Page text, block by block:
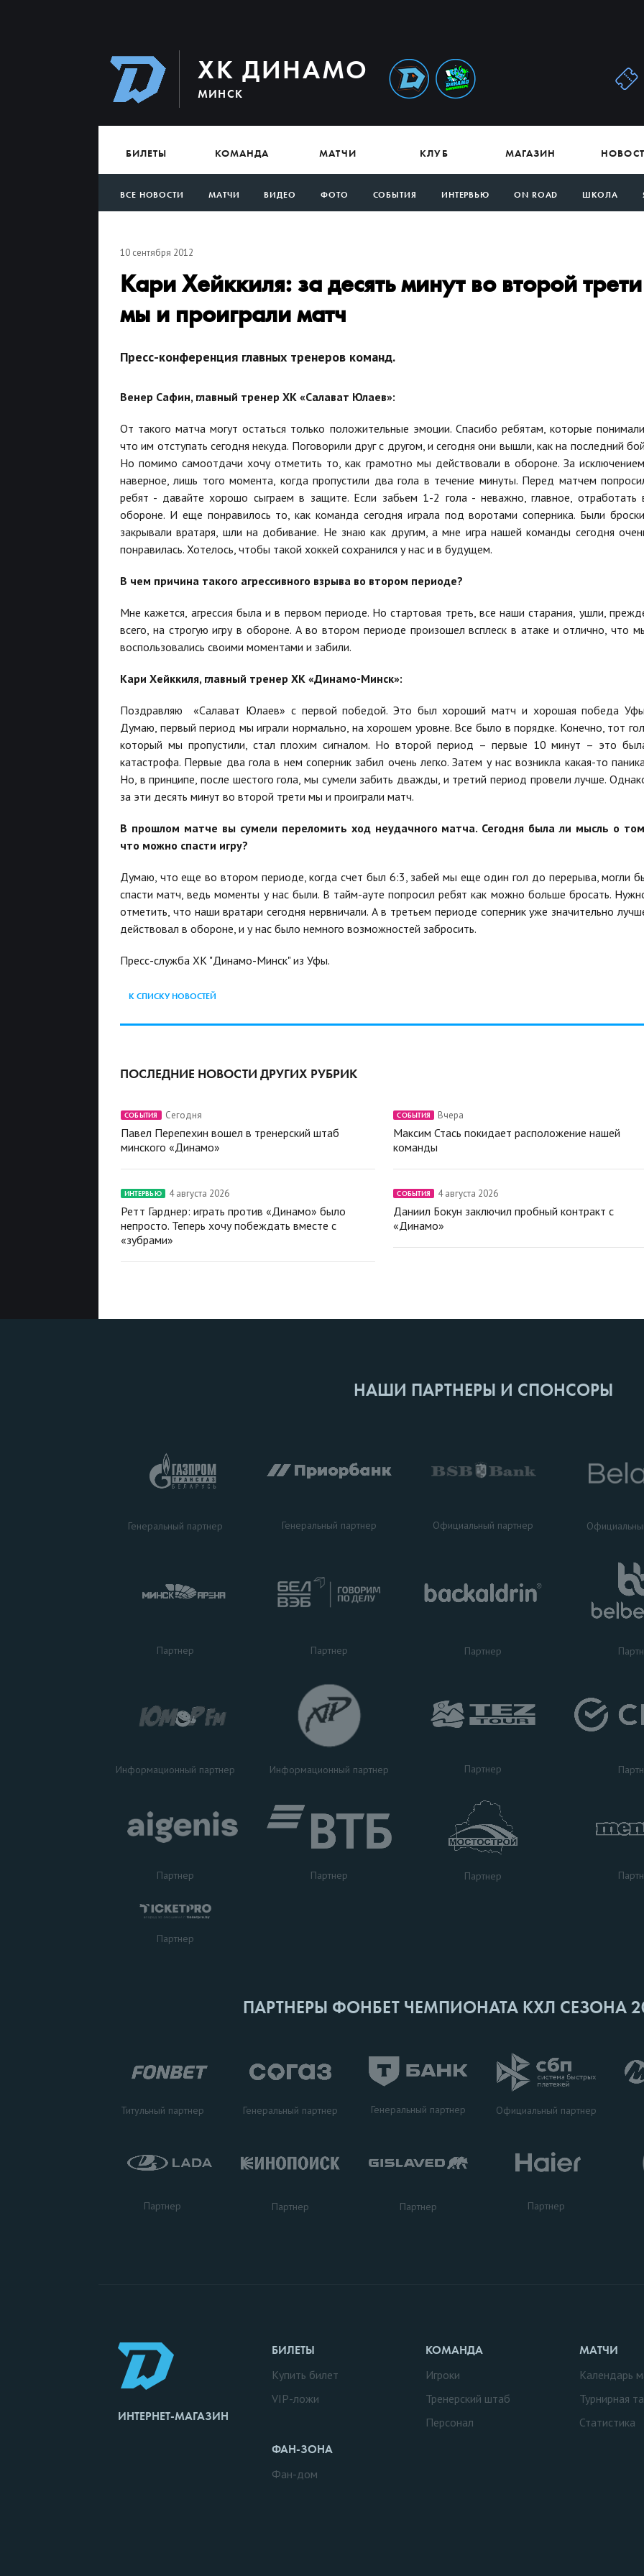
ХК ДИНАМО
МИНСК
БИЛЕТЫ КОМАНДА МАТЧИ КЛУБ МАГАЗИН
ВСЕ НОВОСТИ МАТЧИ ВИДЕО ФОТО СОБЫТИЯ ИНТЕРВЬЮ ON ROAD ШКОЛА
10 сентября 2012
Кари Хейккиля: за десять минут во второй трети
мы и проиграли матч
Пресс-конференция главных тренеров команд.
Венер Сафин, главный тренер ХК «Салават Юлаев»:
От такого матча могут остаться только положительные эмоции. Спасибо ребятам, которые понимали,
что им отступать сегодня некуда. Поговорили друг с другом, и сегодня они вышли, как на последний
Но помимо самоотдачи хочу отметить то, как грамотно мы действовали в обороне. За исключением,
наверное, лишь того момента, когда пропустили два гола в течение минуты. Перед матчем
ребят - давайте хорошо сыграем в защите. Если забьем 1-2 гола - неважно, главное, отработать
обороне. И еще понравилось то, как команда сегодня играла под воротами соперника. Были броски,
закрывали вратаря, шли на добивание. Не знаю как другим, а мне игра нашей команды сегодня
понравилась. Хотелось, чтобы такой хоккей сохранился у нас и в будущем.
В чем причина такого агрессивного взрыва во втором периоде?
Мне кажется, агрессия была и в первом периоде. Но стартовая треть, все наши старания, ушли,
всего, на строгую игру в обороне. А во втором периоде произошел всплеск в атаке и отлично, что
воспользовались своими моментами и забили.
Кари Хейккиля, главный тренер ХК «Динамо-Минск»:
Поздравляю «Салават Юлаев» с первой победой. Это был хороший матч и хорошая победа
Думаю, первый период мы играли нормально, на хорошем уровне. Все было в порядке. Конечно, тот гол,
который мы пропустили, стал плохим сигналом. Но второй период – первые 10 минут – это
катастрофа. Первые два гола в нем соперник забил очень легко. Затем у нас возникла какая-то
Но, в принципе, после шестого гола, мы сумели забить дважды, и третий период провели лучше.
за эти десять минут во второй трети мы и проиграли матч.
В прошлом матче вы сумели переломить ход неудачного матча. Сегодня была ли мысль о
что можно спасти игру?
Думаю, что еще во втором периоде, когда счет был 6:3, забей мы еще один гол до перерыва, могли
спасти матч, ведь моменты у нас были. В тайм-ауте попросил ребят как можно больше бросать.
отметить, что наши вратари сегодня нервничали. А в третьем периоде соперник уже значительно
действовал в обороне, и у нас было немного возможностей забросить.
Пресс-служба ХК "Динамо-Минск" из Уфы.
К СПИСКУ НОВОСТЕЙ
ПОСЛЕДНИЕ НОВОСТИ ДРУГИХ РУБРИК
СОБЫТИЯ Сегодня
Павел Перепехин вошел в тренерский штаб
минского «Динамо»
СОБЫТИЯ Вчера
Максим Стась покидает расположение нашей
команды
ИНТЕРВЬЮ 4 августа 2026
Ретт Гарднер: играть против «Динамо» было
непросто. Теперь хочу побеждать вместе с
«зубрами»
СОБЫТИЯ 4 августа 2026
Даниил Бокун заключил пробный контракт с
«Динамо»
НАШИ ПАРТНЕРЫ И СПОНСОРЫ
Генеральный партнер Генеральный партнер Официальный партнер
Партнер Партнер Партнер
Информационный партнер Информационный партнер Партнер
Партнер Партнер Партнер
Партнер
ПАРТНЕРЫ ФОНБЕТ ЧЕМПИОНАТА КХЛ СЕЗОНА
Титульный партнер Генеральный партнер Генеральный партнер Официальный партнер
Партнер Партнер Партнер Партнер
ИНТЕРНЕТ-МАГАЗИН
БИЛЕТЫ
Купить билет
VIP-ложи
ФАН-ЗОНА
Фан-дом
КОМАНДА
Игроки
Тренерский штаб
Персонал
МАТЧИ
Календарь
Турнирная
Статистика